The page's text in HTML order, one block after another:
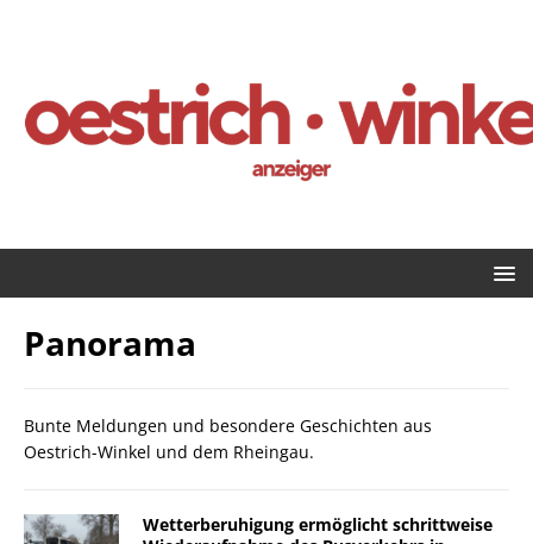
Panorama
Bunte Meldungen und besondere Geschichten aus
Oestrich-Winkel und dem Rheingau.
Wetterberuhigung ermöglicht schrittweise